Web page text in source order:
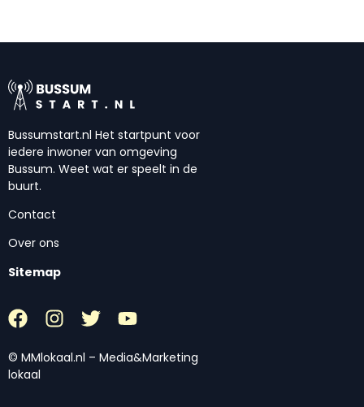
Bussumstart.nl Het startpunt voor
iedere inwoner van omgeving
Bussum. Weet wat er speelt in de
buurt.
Contact
Over ons
Sitemap
© MMlokaal.nl – Media&Marketing
lokaal